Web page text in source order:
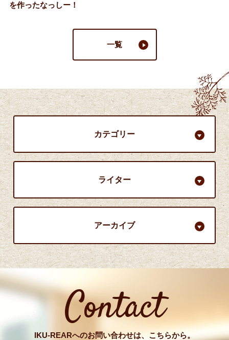
を作ったなっしー！
一覧
カテゴリー
ライター
アーカイブ
Contact
IKU-REARへのお問い合わせは、こちらから。